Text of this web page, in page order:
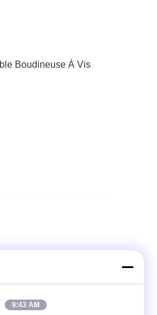
Boudineuse À Vis
9:43 AM